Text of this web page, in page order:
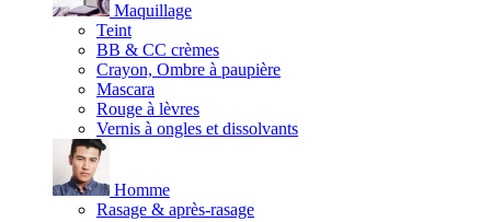
Maquillage
Teint
BB & CC crèmes
Crayon, Ombre à paupière
Mascara
Rouge à lèvres
Vernis à ongles et dissolvants
Homme
Rasage & après-rasage